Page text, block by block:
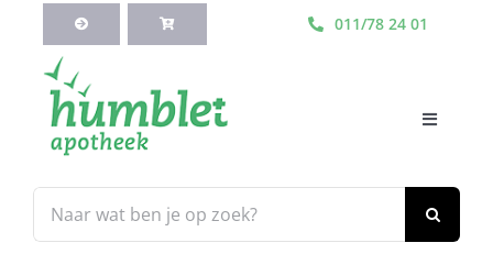
inhoud
011/78 24 01
naar:
Toggle
Webshop